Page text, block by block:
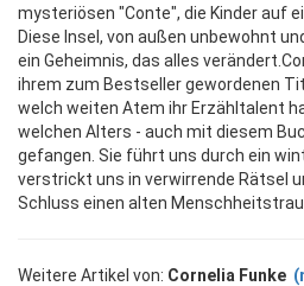
mysteriösen "Conte", die Kinder auf
Diese Insel, von außen unbewohnt
ein Geheimnis, das alles
ihrem zum Bestseller gewordenen
welch weiten Atem ihr Erzähltalent
welchen Alters - auch mit diesem
gefangen. Sie führt uns durch ein
verstrickt uns in verwirrende Rätsel
Schluss einen alten
Weitere Artikel von: Cornelia Funke